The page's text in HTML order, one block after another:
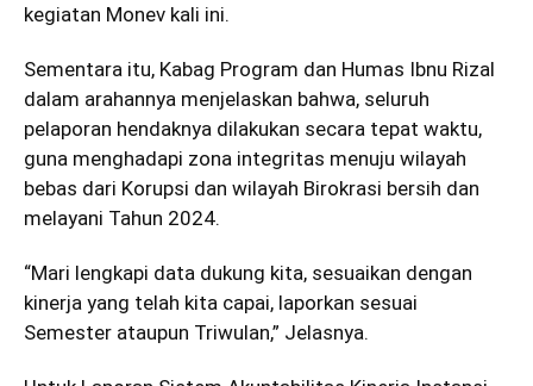
kegiatan Monev kali ini.
Sementara itu, Kabag Program dan Humas Ibnu Rizal
dalam arahannya menjelaskan bahwa, seluruh
pelaporan hendaknya dilakukan secara tepat waktu,
guna menghadapi zona integritas menuju wilayah
bebas dari Korupsi dan wilayah Birokrasi bersih dan
melayani Tahun 2024.
“Mari lengkapi data dukung kita, sesuaikan dengan
kinerja yang telah kita capai, laporkan sesuai
Semester ataupun Triwulan,” Jelasnya.